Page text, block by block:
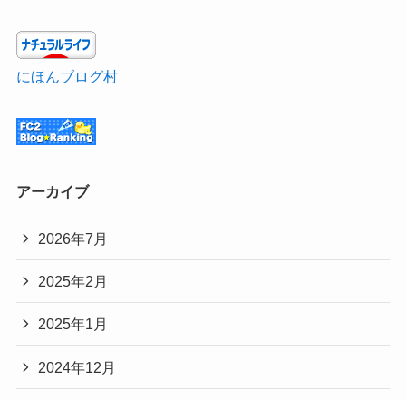
にほんブログ村
アーカイブ
2026年7月
2025年2月
2025年1月
2024年12月